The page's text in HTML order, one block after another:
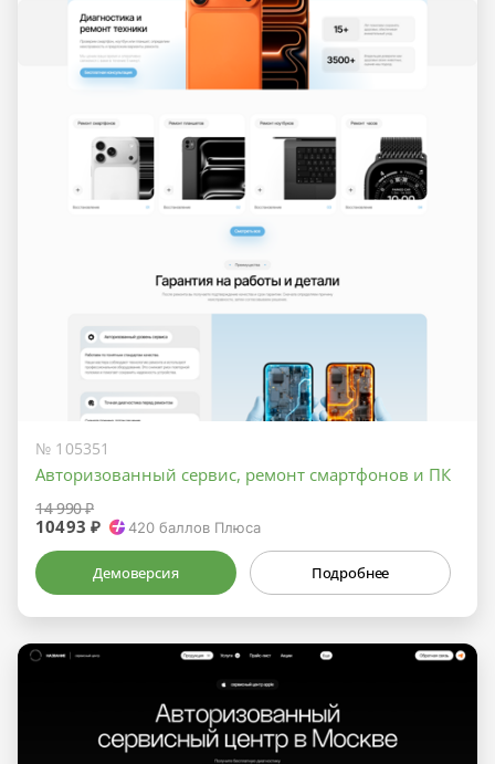
№ 105351
Авторизованный сервис, ремонт смартфонов и ПК
14 990 ₽
10493 ₽ 420 баллов Плюса
Демоверсия Подробнее